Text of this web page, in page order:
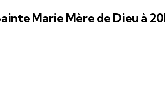
Marie Mère de Dieu à